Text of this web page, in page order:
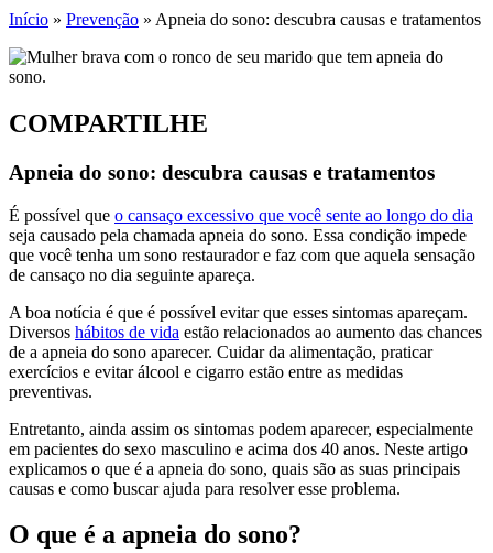
Início » Prevenção » Apneia do sono: descubra causas e tratamentos
COMPARTILHE
Apneia do sono: descubra causas e tratamentos
É possível que o cansaço excessivo que você sente ao longo do dia
seja causado pela chamada apneia do sono. Essa condição impede
que você tenha um sono restaurador e faz com que aquela sensação
de cansaço no dia seguinte apareça.
A boa notícia é que é possível evitar que esses sintomas apareçam.
Diversos hábitos de vida estão relacionados ao aumento das chances
de a apneia do sono aparecer. Cuidar da alimentação, praticar
exercícios e evitar álcool e cigarro estão entre as medidas
preventivas.
Entretanto, ainda assim os sintomas podem aparecer, especialmente
em pacientes do sexo masculino e acima dos 40 anos. Neste artigo
explicamos o que é a apneia do sono, quais são as suas principais
causas e como buscar ajuda para resolver esse problema.
O que é a apneia do sono?